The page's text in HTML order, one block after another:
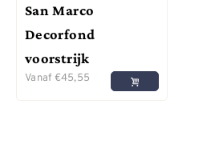
San Marco
Decorfond
voorstrijk
Vanaf €45,55